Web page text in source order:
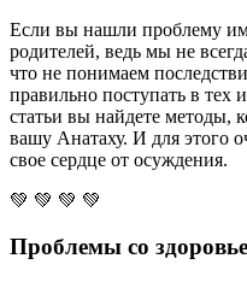
Если вы нашли проблему
родителей, ведь мы не
что не понимаем
правильно поступать в
статьи вы найдете методы,
вашу Анатаху. И для этого
свое сердце от осуждения.
💚 💚 💚 💚
Проблемы со